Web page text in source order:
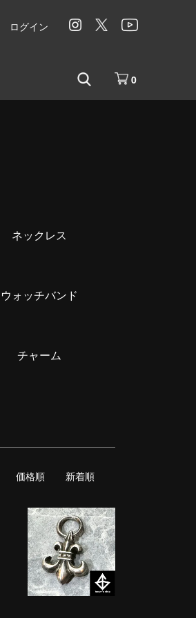
0
ログイン
ネックレス
ウォッチバンド
チャーム
価格順 新着順